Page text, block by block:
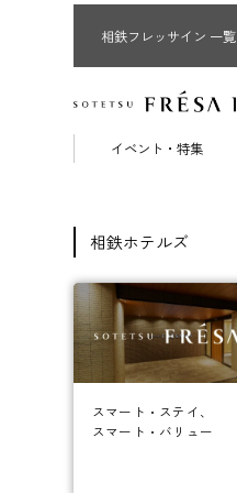
相鉄フレッサイン 一覧
イベント・特集
相鉄ホテルズ
スマート・ステイ、
スマート・バリュー